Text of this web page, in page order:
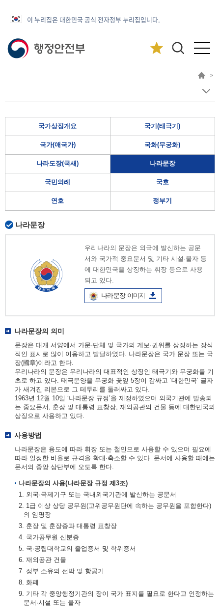
이 누리집은 대한민국 공식 전자정부 누리집입니다.
>
국가상징개요 국기(태극기)
국가(애국가) 국화(무궁화)
나라도장(국새) 나라문장
국민의례 국호
연호 정부기
나라문장
우리나라의 문장은 외국에 발신하는 공문
서와 국가적 중요문서 및 기타 시설·물자 등
에 대한민국을 상징하는 휘장 등으로 사용
되고 있다.
나라문장 이미지
나라문장의 의미
문장은 대개 서양에서 가문·단체 및 국가의 계보·권위를 상징하는 장식
적인 표시로 많이 이용하고 발달하였다. 나라문장은 국가 문장 또는 국
장(國章)이라고 한다.
우리나라의 문장은 우리나라의 대표적인 상징인 태극기와 무궁화를 기
초로 하고 있다. 태극문양을 무궁화 꽃잎 5장이 감싸고 ‘대한민국’ 글자
가 새겨진 리본으로 그 테두리를 둘러싸고 있다.
1963년 12월 10일 ‘나라문장 규정’을 제정하였으며 외국기관에 발송되
는 중요문서, 훈장 및 대통령 표창장, 재외공관의 건물 등에 대한민국의
상징으로 사용하고 있다.
사용방법
나라문장은 용도에 따라 휘장 또는 철인으로 사용할 수 있으며 필요에
따라 일정한 비율로 규격을 확대·축소할 수 있다. 문서에 사용할 때에는
문서의 중앙 상단부에 오도록 한다.
나라문장의 사용(나라문장 규정 제3조)
1. 외국·국제기구 또는 국내외국기관에 발신하는 공문서
2. 1급 이상 상당 공무원(고위공무원단에 속하는 공무원을 포함한다)
의 임명장
3. 훈장 및 훈장증과 대통령 표창장
4. 국가공무원 신분증
5. 국·공립대학교의 졸업증서 및 학위증서
6. 재외공관 건물
7. 정부 소유의 선박 및 항공기
8. 화폐
9. 기타 각 중앙행정기관의 장이 국가 표지를 필요로 한다고 인정하는
문서·시설 또는 물자